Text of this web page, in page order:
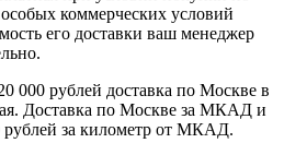
коммерческих условий
его доставки ваш менеджер
000 рублей доставка по Москве в
Доставка по Москве за МКАД и
за километр от МКАД.